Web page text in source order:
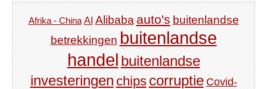
Afrika - China AI Alibaba auto's buitenlandse
betrekkingen buitenlandse
handel buitenlandse
investeringen chips corruptie Covid-